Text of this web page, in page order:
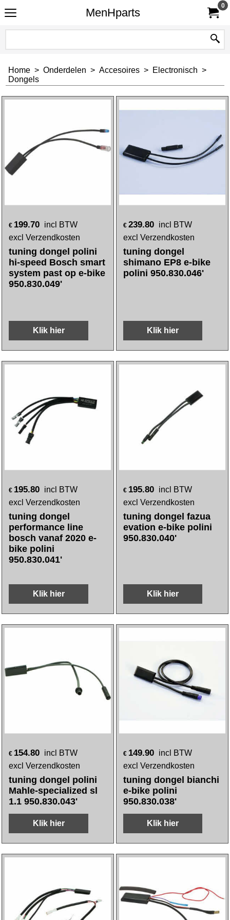
MenHparts
0
Home > Onderdelen > Accesoires > Electronisch >
Dongels
€ 199.70 incl BTW
excl Verzendkosten
tuning dongel polini
hi-speed Bosch smart
system past op e-bike
950.830.049'
Klik hier
€ 239.80 incl BTW
excl Verzendkosten
tuning dongel
shimano EP8 e-bike
polini 950.830.046'
Klik hier
€ 195.80 incl BTW
excl Verzendkosten
tuning dongel
performance line
bosch vanaf 2020 e-
bike polini
950.830.041'
Klik hier
€ 195.80 incl BTW
excl Verzendkosten
tuning dongel fazua
evation e-bike polini
950.830.040'
Klik hier
€ 154.80 incl BTW
excl Verzendkosten
tuning dongel polini
Mahle-specialized sl
1.1 950.830.043'
Klik hier
€ 149.90 incl BTW
excl Verzendkosten
tuning dongel bianchi
e-bike polini
950.830.038'
Klik hier